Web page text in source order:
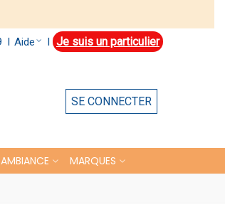
l Aide l Je suis un particulier
SE CONNECTER
AMBIANCE MARQUES